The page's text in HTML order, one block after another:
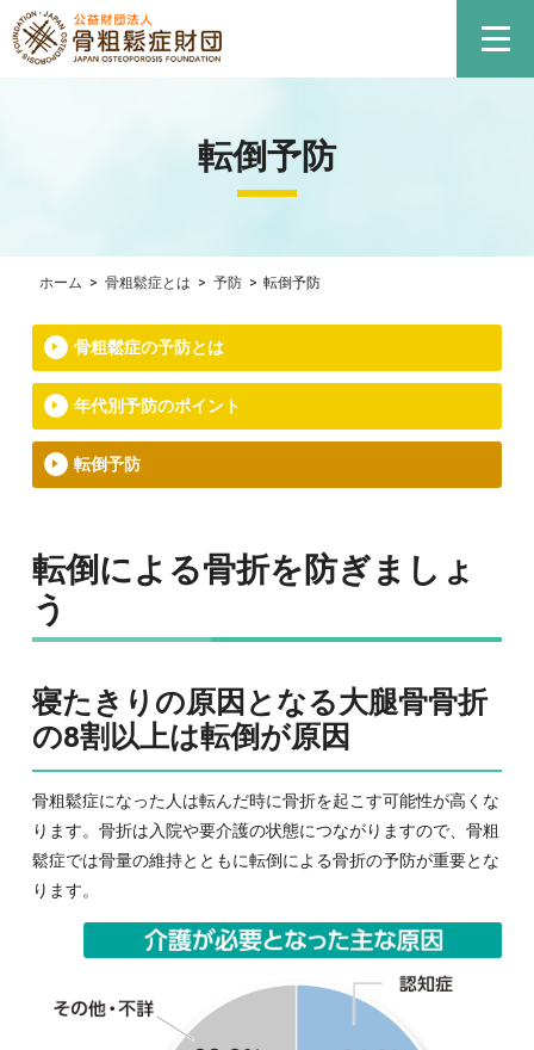
転倒予防
ホーム > 骨粗鬆症とは > 予防 > 転倒予防
骨粗鬆症の予防とは
年代別予防のポイント
転倒予防
転倒による骨折を防ぎましょ
う
寝たきりの原因となる大腿骨骨折
の8割以上は転倒が原因
骨粗鬆症になった人は転んだ時に骨折を起こす可能性が高くな
ります。骨折は入院や要介護の状態につながりますので、骨粗
鬆症では骨量の維持とともに転倒による骨折の予防が重要とな
ります。